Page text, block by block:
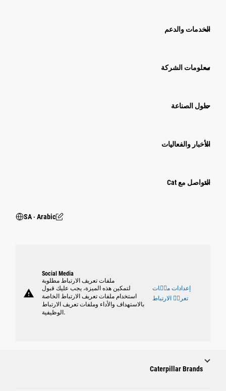
الخدمات والدعم
معلومات الشركة
حلول الصناعة
الأخبار والفعاليات
التواصل مع Cat
SA ‧ Arabic
warning
Social Media
ملفات تعريف الارتباط مطلوبة
لتمكين هذه الميزة، يجب عليك قبول
استخدام ملفات تعريف الارتباط الخاصة
بالاستهداف والأداء وملفات تعريف الارتباط
الوظيفية.
إعدادات ملٝات
تعريٝ الارتباط
Caterpillar Brands